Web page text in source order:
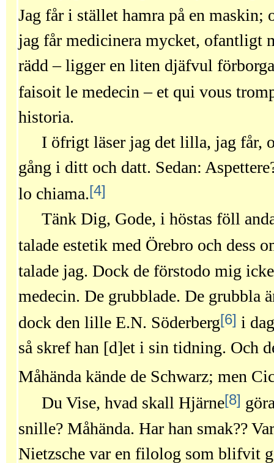
Jag får i stället hamra på en
jag får medicinera mycket, ofantligt
rädd – ligger en liten djäfvul
faisoit le medecin – et qui vous
historia.
I öfrigt läser jag det lilla, jag får,
gång i ditt och datt. Sedan:
lo chiama.[4]
Tänk Dig, Gode, i höstas föll
talade estetik med Örebro och dess
talade jag. Dock de förstodo mig
medecin. De grubblade. De grubbla
dock den lille E.N. Söderberg[6] i
så skref han [d]et i sin tidning. Och
Måhända kände de Schwarz; men
Du Vise, hvad skall Hjärne[8]
snille? Måhända. Har han smak??
Nietzsche var en filolog som blifvit